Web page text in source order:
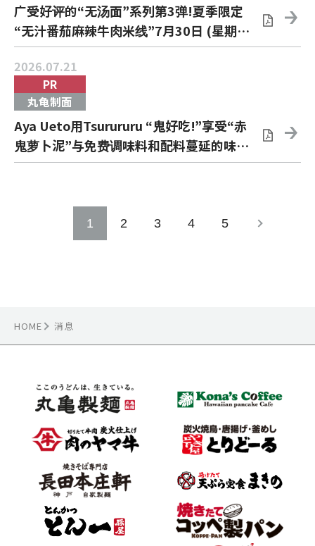
广受好评的“无汤面”系列第3弹!夏季限定
“无汁番茄麻辣牛肉米线”7月30日 (星期四)
开始销售!同时销售《Youngie Gamloty》
PR
丸龟制面
2026.07.21
Aya Ueto用Tsurururu “鬼好吃!”享受“赤
鬼萝卜泥”与免费调味料和配料蔓延的味道
“辣辣油”
1 2 3 4 5
HOME 消息